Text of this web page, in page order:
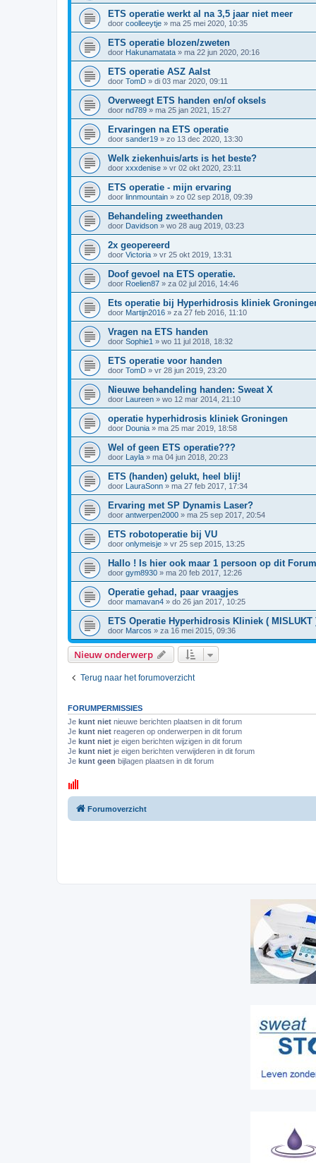
ETS operatie werkt al na 3,5 jaar niet meer
door coolleeytje » ma 25 mei 2020, 10:35
ETS operatie blozen/zweten
door Hakunamatata » ma 22 jun 2020, 20:16
ETS operatie ASZ Aalst
door TomD » di 03 mar 2020, 09:11
Overweegt ETS handen en/of oksels
door nd789 » ma 25 jan 2021, 15:27
Ervaringen na ETS operatie
door sander19 » zo 13 dec 2020, 13:30
Welk ziekenhuis/arts is het beste?
door xxxdenise » vr 02 okt 2020, 23:11
ETS operatie - mijn ervaring
door linnmountain » zo 02 sep 2018, 09:39
Behandeling zweethanden
door Davidson » wo 28 aug 2019, 03:23
2x geopereerd
door Victoria » vr 25 okt 2019, 13:31
Doof gevoel na ETS operatie.
door Roelien87 » za 02 jul 2016, 14:46
Ets operatie bij Hyperhidrosis kliniek
door Martijn2016 » za 27 feb 2016, 11:10
Vragen na ETS handen
door Sophie1 » wo 11 jul 2018, 18:32
ETS operatie voor handen
door TomD » vr 28 jun 2019, 23:20
Nieuwe behandeling handen: Sweat X
door Laureen » wo 12 mar 2014, 21:10
operatie hyperhidrosis kliniek Groningen
door Dounia » ma 25 mar 2019, 18:58
Wel of geen ETS operatie???
door Layla » ma 04 jun 2018, 20:23
ETS (handen) gelukt, heel blij!
door LauraSonn » ma 27 feb 2017, 17:34
Ervaring met SP Dynamis Laser?
door antwerpen2000 » ma 25 sep 2017, 20:54
ETS robotoperatie bij VU
door onlymeisje » vr 25 sep 2015, 13:25
Hallo ! Is hier ook maar 1 persoon op dit
door gym8930 » ma 20 feb 2017, 12:26
Operatie gehad, paar vraagjes
door mamavan4 » do 26 jan 2017, 10:25
ETS Operatie Hyperhidrosis Kliniek ( MISLUKT
door Marcos » za 16 mei 2015, 09:36
Nieuw onderwerp
Terug naar het forumoverzicht
FORUMPERMISSIES
Je kunt niet nieuwe berichten plaatsen in dit forum
Je kunt niet reageren op onderwerpen in dit forum
Je kunt niet je eigen berichten wijzigen in dit forum
Je kunt niet je eigen berichten verwijderen in dit forum
Je kunt geen bijlagen plaatsen in dit forum
Forumoverzicht